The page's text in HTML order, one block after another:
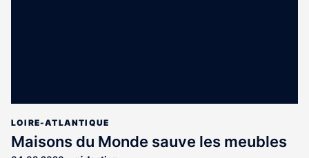
LOIRE-ATLANTIQUE
Maisons du Monde sauve les meubles